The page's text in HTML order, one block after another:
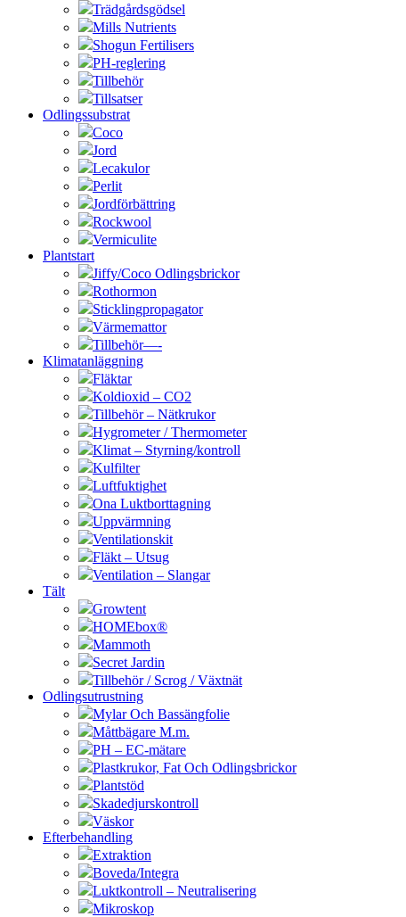
Trädgårdsgödsel
Mills Nutrients
Shogun Fertilisers
PH-reglering
Tillbehör
Tillsatser
Odlingssubstrat
Coco
Jord
Lecakulor
Perlit
Jordförbättring
Rockwool
Vermiculite
Plantstart
Jiffy/Coco Odlingsbrickor
Rothormon
Sticklingpropagator
Värmemattor
Tillbehör—-
Klimatanläggning
Fläktar
Koldioxid – CO2
Tillbehör – Nätkrukor
Hygrometer / Thermometer
Klimat – Styrning/kontroll
Kulfilter
Luftfuktighet
Ona Luktborttagning
Uppvärmning
Ventilationskit
Fläkt – Utsug
Ventilation – Slangar
Tält
Growtent
HOMEbox®
Mammoth
Secret Jardin
Tillbehör / Scrog / Växtnät
Odlingsutrustning
Mylar Och Bassängfolie
Måttbägare M.m.
PH – EC-mätare
Plastkrukor, Fat Och Odlingsbrickor
Plantstöd
Skadedjurskontroll
Väskor
Efterbehandling
Extraktion
Boveda/Integra
Luktkontroll – Neutralisering
Mikroskop